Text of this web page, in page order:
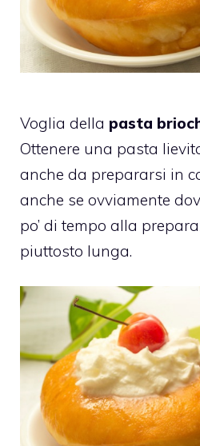
Voglia della pasta
Ottenere una pasta
anche da prepararsi in
anche se ovviamente
po’ di tempo alla
piuttosto lunga.